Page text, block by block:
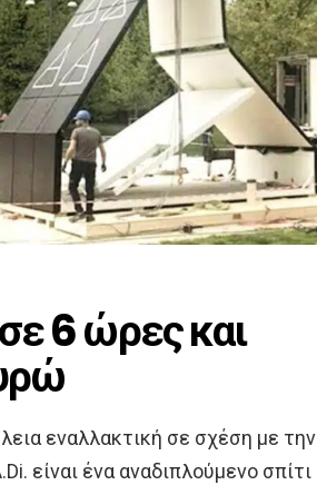
6 ώρες και
εναλλακτική σε σχέση με την
είναι ένα αναδιπλούμενο σπίτι